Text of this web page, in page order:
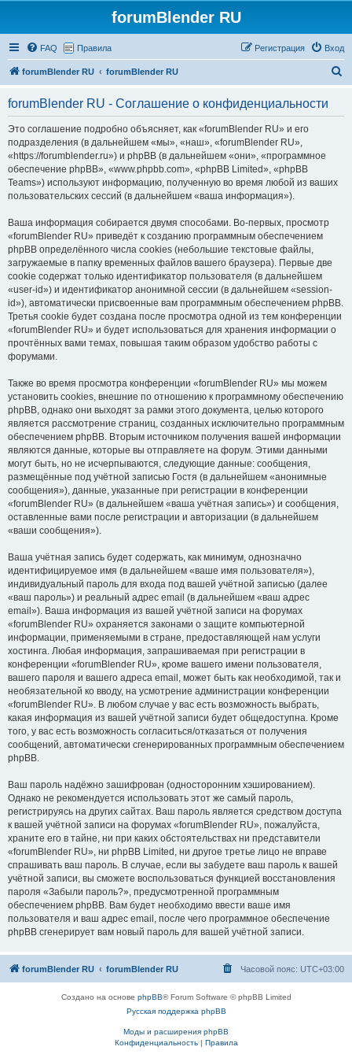
forumBlender RU
FAQ Правила Вход
Регистрация
forumBlender RU forumBlender RU
forumBlender RU - Соглашение о конфиденциальности
Это соглашение подробно объясняет, как «forumBlender RU» и его
подразделения (в дальнейшем «мы», «наш», «forumBlender RU»,
«https://forumblender.ru») и phpBB (в дальнейшем «они», «программное
обеспечение phpBB», «www.phpbb.com», «phpBB Limited», «phpBB
Teams») используют информацию, полученную во время любой из ваших
пользовательских сессий (в дальнейшем «ваша информация»).
Ваша информация собирается двумя способами. Во-первых, просмотр
«forumBlender RU» приведёт к созданию программным обеспечением
phpBB определённого числа cookies (небольшие текстовые файлы,
загружаемые в папку временных файлов вашего браузера). Первые две
cookie содержат только идентификатор пользователя (в дальнейшем
«user-id») и идентификатор анонимной сессии (в дальнейшем «session-
id»), автоматически присвоенные вам программным обеспечением phpBB.
Третья cookie будет создана после просмотра одной из тем конференции
«forumBlender RU» и будет использоваться для хранения информации о
прочтённых вами темах, повышая таким образом удобство работы с
форумами.
Также во время просмотра конференции «forumBlender RU» мы можем
установить cookies, внешние по отношению к программному обеспечению
phpBB, однако они выходят за рамки этого документа, целью которого
является рассмотрение страниц, созданных исключительно программным
обеспечением phpBB. Вторым источником получения вашей информации
являются данные, которые вы отправляете на форум. Этими данными
могут быть, но не исчерпываются, следующие данные: сообщения,
размещённые под учётной записью Гостя (в дальнейшем «анонимные
сообщения»), данные, указанные при регистрации в конференции
«forumBlender RU» (в дальнейшем «ваша учётная запись») и сообщения,
оставленные вами после регистрации и авторизации (в дальнейшем
«ваши сообщения»).
Ваша учётная запись будет содержать, как минимум, однозначно
идентифицируемое имя (в дальнейшем «ваше имя пользователя»),
индивидуальный пароль для входа под вашей учётной записью (далее
«ваш пароль») и реальный адрес email (в дальнейшем «ваш адрес
email»). Ваша информация из вашей учётной записи на форумах
«forumBlender RU» охраняется законами о защите компьютерной
информации, применяемыми в стране, предоставляющей нам услуги
хостинга. Любая информация, запрашиваемая при регистрации в
конференции «forumBlender RU», кроме вашего имени пользователя,
вашего пароля и вашего адреса email, может быть как необходимой, так и
необязательной ко вводу, на усмотрение администрации конференции
«forumBlender RU». В любом случае у вас есть возможность выбрать,
какая информация из вашей учётной записи будет общедоступна. Кроме
того, у вас есть возможность согласиться/отказаться от получения
сообщений, автоматически сгенерированных программным обеспечением
phpBB.
Ваш пароль надёжно зашифрован (односторонним хэшированием).
Однако не рекомендуется использовать этот же самый пароль,
регистрируясь на других сайтах. Ваш пароль является средством доступа
к вашей учётной записи на форумах «forumBlender RU», пожалуйста,
храните его в тайне, ни при каких обстоятельствах ни представители
«forumBlender RU», ни phpBB Limited, ни другое третье лицо не вправе
спрашивать ваш пароль. В случае, если вы забудете ваш пароль к вашей
учётной записи, вы сможете воспользоваться функцией восстановления
пароля «Забыли пароль?», предусмотренной программным
обеспечением phpBB. Вам будет необходимо ввести ваше имя
пользователя и ваш адрес email, после чего программное обеспечение
phpBB сгенерирует вам новый пароль для вашей учётной записи.
forumBlender RU forumBlender RU Часовой пояс: UTC+03:00
Создано на основе phpBB® Forum Software © phpBB Limited
Русская поддержка phpBB
Моды и расширения phpBB
Конфиденциальность| Правила